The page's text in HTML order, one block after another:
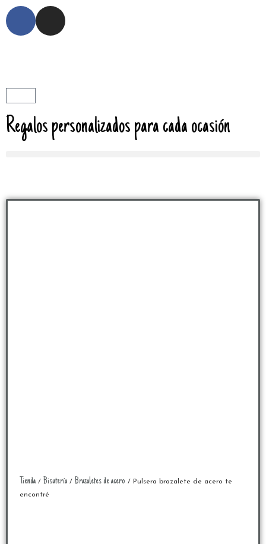
Regalos personalizados para cada ocasión
Tienda / Bisutería / Brazaletes de acero / Pulsera brazalete de acero te
encontré